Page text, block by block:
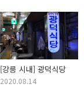
[강릉 시내] 광덕식당
2020.08.14